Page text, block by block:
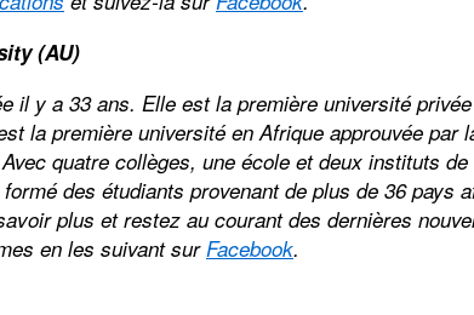
(AU)
il y a 33 ans. Elle est la première université
la première université en Afrique approuvée par
quatre collèges, une école et deux instituts
des étudiants provenant de plus de 36 pays
plus et restez au courant des dernières
en les suivant sur Facebook.